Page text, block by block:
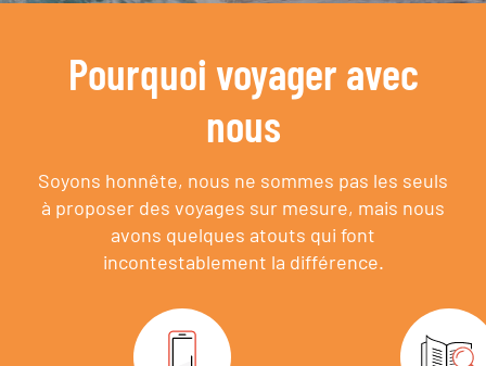
Pourquoi voyager avec
nous
Soyons honnête, nous ne sommes pas les seuls
à proposer des voyages sur mesure, mais nous
avons quelques atouts qui font
incontestablement la différence.